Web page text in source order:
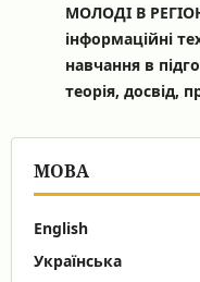
МОЛОДІ В
інформаційні
навчання в
теорія, досвід,
МОВА
English
Українська